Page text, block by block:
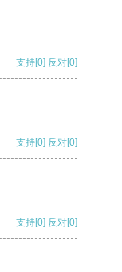
支持[0] 反对[0]
支持[0] 反对[0]
支持[0] 反对[0]